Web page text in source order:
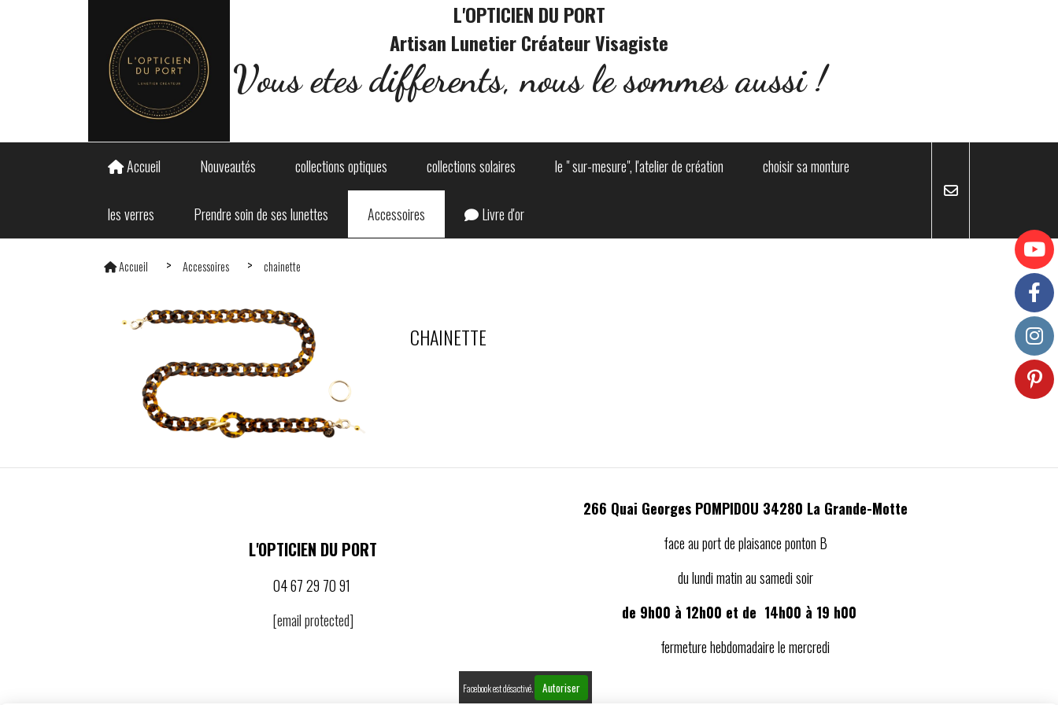
L'OPTICIEN DU PORT
Artisan Lunetier Créateur Visagiste
Vous etes differents, nous le sommes aussi !
Accueil Nouveautés collections optiques collections solaires le " sur-mesure", l'atelier de création choisir sa monture
les verres Prendre soin de ses lunettes Accessoires Livre d'or
Accueil Accessoires chainette
CHAINETTE
L'OPTICIEN DU PORT
04 67 29 70 91
[email protected]
266 Quai Georges POMPIDOU 34280 La Grande-Motte
face au port de plaisance ponton B
du lundi matin au samedi soir
de 9h00 à 12h00 et de 14h00 à 19 h00
fermeture hebdomadaire le mercredi
Facebook est désactivé. Autoriser